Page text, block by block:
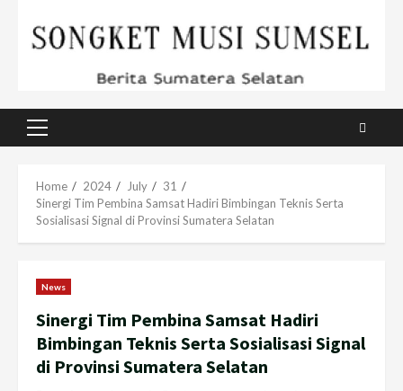
Primary
Home 2024 July
31
Sinergi Tim Pembina Samsat Hadiri Bimbingan Teknis Serta
Sosialisasi Signal di Provinsi Sumatera Selatan
News
Sinergi Tim Pembina Samsat Hadiri
Bimbingan Teknis Serta Sosialisasi Signal
di Provinsi Sumatera Selatan